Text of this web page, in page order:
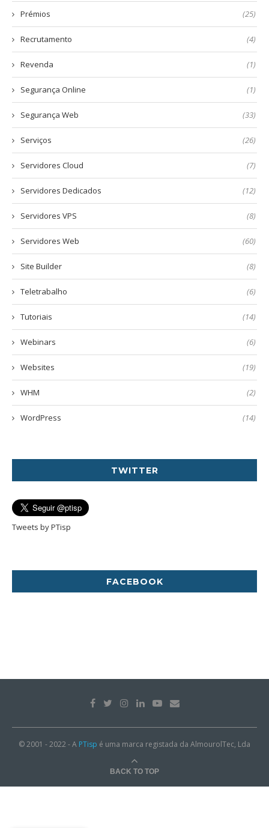
Prémios (25)
Recrutamento (4)
Revenda (1)
Segurança Online (1)
Segurança Web (33)
Serviços (26)
Servidores Cloud (7)
Servidores Dedicados (12)
Servidores VPS (8)
Servidores Web (60)
Site Builder (8)
Teletrabalho (6)
Tutoriais (14)
Webinars (6)
Websites (19)
WHM (2)
WordPress (14)
TWITTER
Tweets by PTisp
FACEBOOK
© 2001 - 2022 - A PTisp é uma marca registada da AlmourolTec, Lda
BACK TO TOP